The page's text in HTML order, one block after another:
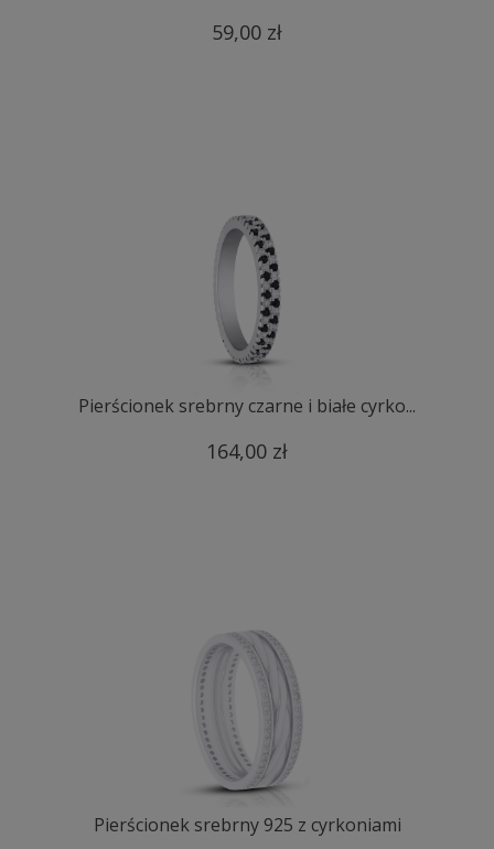
59,00 zł
Pierścionek srebrny czarne i białe cyrko...
164,00 zł
Pierścionek srebrny 925 z cyrkoniami